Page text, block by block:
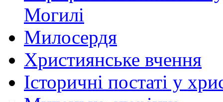
Могилі
Милосердя
Християнське вчення
Історичні постаті у